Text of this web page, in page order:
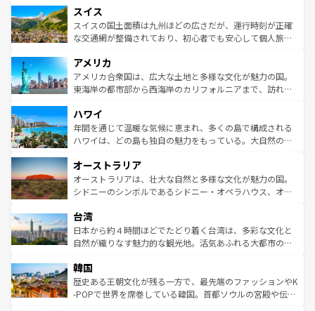
れる地方に足を運ぶとそれぞれで全く異なる文化を体験で
きるだろう。 なお、新着のフランス情報はコンテンツ一覧
を参照してほしい。
は、お酒好きな人にはぜひ体験してほしい。 なお、新着の
ドイツ情報はコンテンツ一覧を参照してほしい。
リアごとに異なる魅力がある。また、優雅なアフタヌーン
ティー、ビール好きにはたまらない英国パブ、サッカー観
戦など、本場だからこそできる体験も豊富。イギリスを旅
ンツ一覧を参照してほしい。
スイス
スイスの国土面積は九州ほどの広さだが、運行時刻が正確
な交通網が整備されており、初心者でも安心して個人旅行
の建物がそのまま残る町や、スイスならではのユニークな
博物館もあり、アルプス観光だけでなく町歩きも満喫する
ことができる。国民の所得が高いため物価も高いが、旅行
ば市内交通費無料で観光を楽しむこともできる。 なお、新
着のスイス情報はコンテンツ一覧 を参照してほしい。
アメリカ
アメリカ合衆国は、広大な土地と多様な文化が魅力の国。
東海岸の都市部から西海岸のカリフォルニアまで、訪れる
のような巨大都市は、観光、ショッピング、エンターテイ
ンメントが詰まった刺激的なスポットだ。一方、アメリカ
西部には大自然が広がり、グランドキャニオンやイエロー
部のニューオーリンズでは、音楽と美食が融合した独特の
文化が魅力。旅行者はアメリカの各地域で異なる魅力を楽
しみながら、その多様性と豊かな歴史を感じることができ
ならではの贅沢な旅のスタイルだ。 なお、新着のアメリカ
情報はコンテンツ一覧を参照してほしい。
ハワイ
年間を通じて温暖な気候に恵まれ、多くの島で構成される
ハワイは、どの島も独自の魅力をもっている。大自然の神
ワイ島は見逃せない。また、定番の観光地といえばオアフ
島だが、静かな自然を求めるならマウイ島やカウアイ島が
おすすめ。エメラルドグリーンに輝く海をはじめ、豊かな
れるおもてなしの心で訪れる人々を迎えてくれるハワイの
人々、おいしいローカルフードやハワイアンミュージッ
ク、伝統的なフラダンスなど、すべてがハワイの魅力を彩
ワイを、存分に味わってほしい。 なお、新着のハワイ情報
はコンテンツ一覧を参照してほしい。
オーストラリア
オーストラリアは、壮大な自然と多様な文化が魅力の国。
シドニーのシンボルであるシドニー・オペラハウス、オー
リアリーフや大陸中央部にそびえるウルル（エアーズロッ
ク）、タスマニアの美しい原生林やケアンズの熱帯雨林な
ど、見どころがたくさん。また、カフェやワイン、オージ
いる。アクティビティも充実しており、サーフィンやダイ
ビング、ハイキングなど、アウトドア好きにはたまらな
い。オーストラリアの多彩な魅力を存分に味わいつくそ
台湾
日本から約４時間ほどでたどり着く台湾は、多彩な文化と
自然が織りなす魅力的な観光地。活気あふれる大都市の台
ン）、静ひつな山岳地帯である台湾東部など、都市の喧騒
と山間の静けさが共存しており、訪れる人に新しい発見と
驚きをもたらしてくれる。また、奥深い台湾の食文化も魅
韓国
歴史ある王朝文化が残る一方で、最先端のファッションやK
-POPで世界を席巻している韓国。首都ソウルの宮殿や伝統